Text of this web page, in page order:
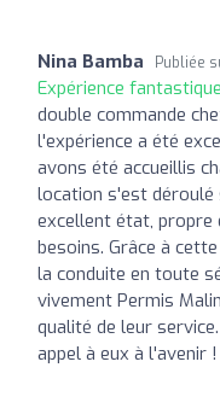
Nina Bamba Publiée
Expérience
double commande
l'expérience a été
avons été accueillis
location s'est déroulé
excellent état, propre
besoins. Grâce à
la conduite en toute
vivement Permis
qualité de leur
appel à eux à l'avenir !